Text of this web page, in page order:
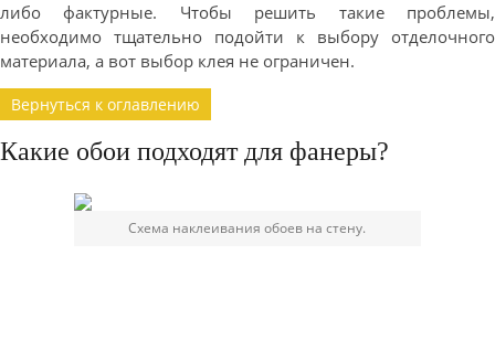
либо фактурные. Чтобы решить такие проблемы,
необходимо тщательно подойти к выбору отделочного
материала, а вот выбор клея не ограничен.
Вернуться к оглавлению
Какие обои подходят для фанеры?
Схема наклеивания обоев на стену.